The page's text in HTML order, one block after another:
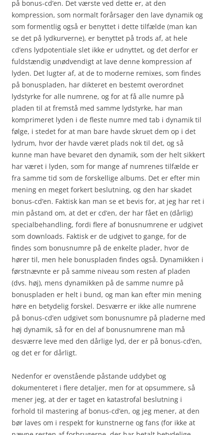
på bonus-cd’en. Det værste ved dette er, at den
kompression, som normalt forårsager den lave dynamik og
som formentlig også er benyttet i dette tilfælde (man kan
se det på lydkurverne), er benyttet på trods af, at hele
cd’ens lydpotentiale slet ikke er udnyttet, og det derfor er
fuldstændig unødvendigt at lave denne kompression af
lyden. Det lugter af, at de to moderne remixes, som findes
på bonuspladen, har dikteret en bestemt overordnet
lydstyrke for alle numrene, og for at få alle numre på
pladen til at fremstå med samme lydstyrke, har man
komprimeret lyden i de fleste numre med tab i dynamik til
følge, i stedet for at man bare havde skruet dem op i det
lydrum, hvor der havde været plads nok til det, og så
kunne man have bevaret den dynamik, som der helt sikkert
har været i lyden, som for mange af numrenes tilfælde er
fra samme tid som de forskellige albums. Det er efter min
mening en meget forkert beslutning, og den har skadet
bonus-cd’en. Faktisk kan man se et bevis for, at jeg har ret i
min påstand om, at det er cd’en, der har fået en (dårlig)
specialbehandling, fordi flere af bonusnumrene er udgivet
som downloads. Faktisk er de udgivet to gange, for de
findes som bonusnumre på de enkelte plader, hvor de
hører til, men hele bonuspladen findes også. Dynamikken i
førstnævnte er på samme niveau som resten af pladen
(dvs. høj), mens dynamikken på de samme numre på
bonuspladen er helt i bund, og man kan efter min mening
høre en betydelig forskel. Desværre er ikke alle numrene
på bonus-cd’en udgivet som bonusnumre på pladerne med
høj dynamik, så for en del af bonusnumrene man må
desværre leve med den dårlige lyd, der er på bonus-cd’en,
og det er for dårligt.
Nedenfor er ovenstående påstande uddybet og
dokumenteret i flere detaljer, men for at opsummere, så
mener jeg, at der er taget en katastrofal beslutning i
forhold til mastering af bonus-cd’en, og jeg mener, at den
bør laves om i respekt for kunstnerne og fans (for ikke at